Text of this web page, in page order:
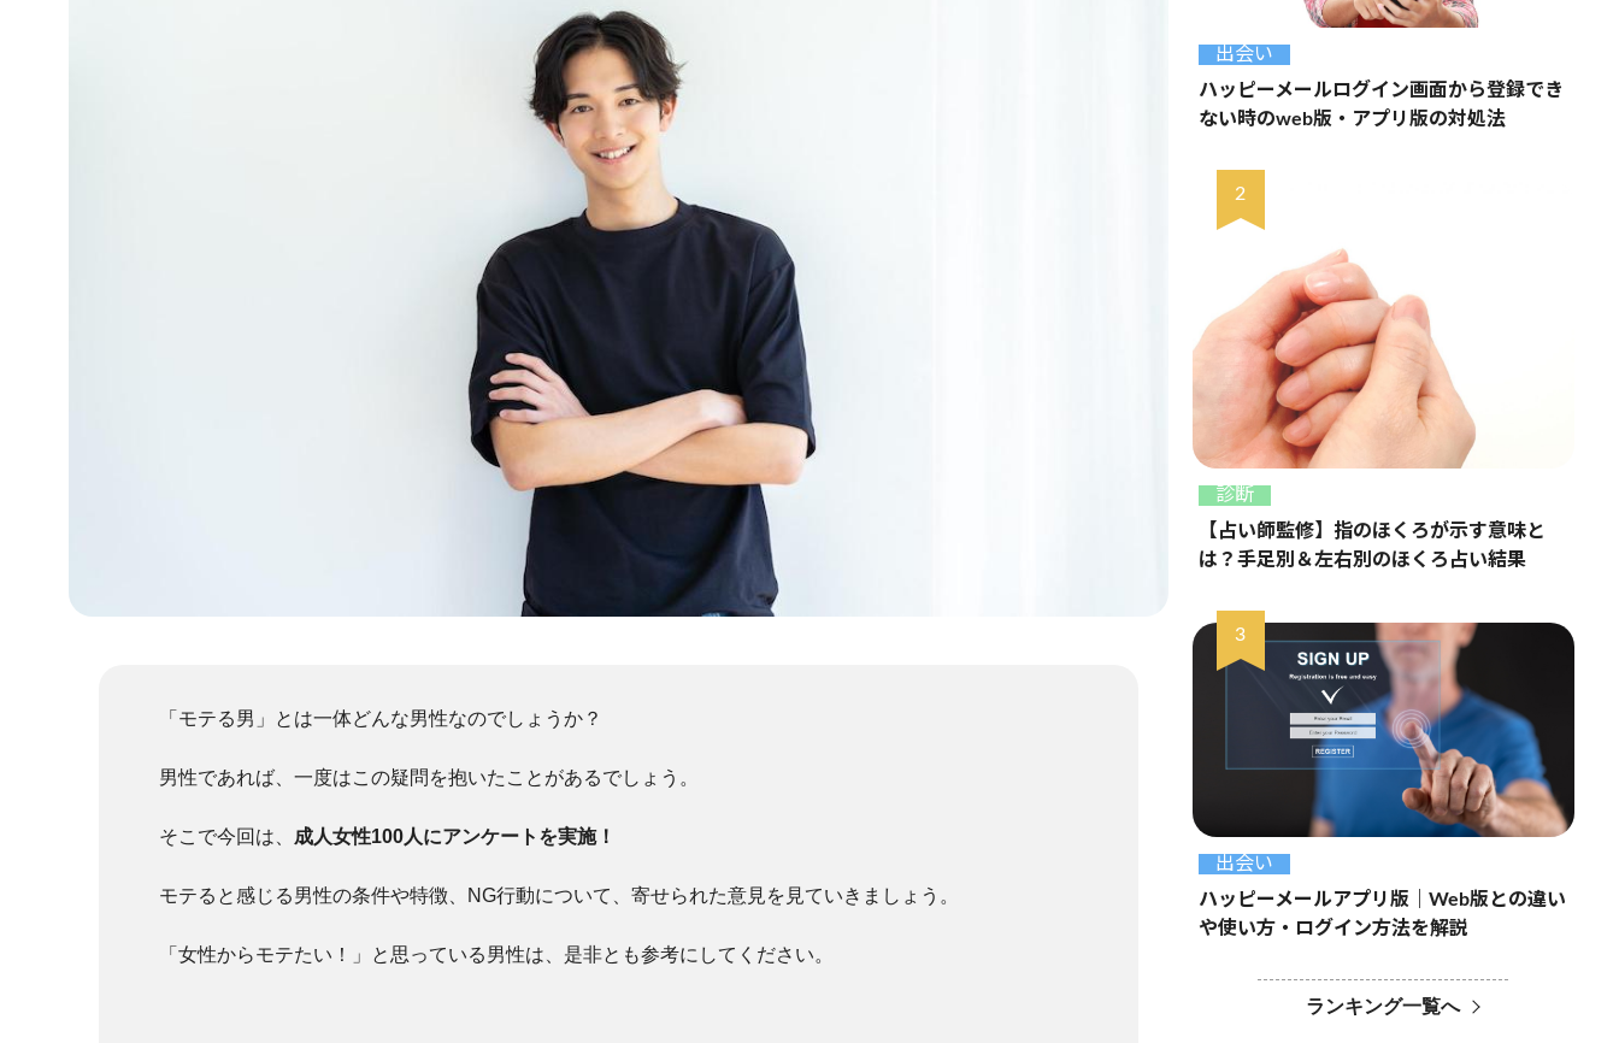
「モテる男」とは一体どんな男性なのでしょうか？
男性であれば、一度はこの疑問を抱いたことがあるでしょう。
そこで今回は、 成人女性100人にアンケートを実施！
モテると感じる男性の条件や特徴、NG行動について、寄せられた意見を見ていきましょう。
「女性からモテたい！」と思っている男性は、是非とも参考にしてください。
出会い
ハッピーメールログイン画面から登録でき
ない時のweb版・アプリ版の対処法
診断
【占い師監修】指のほくろが示す意味と
は？手足別＆左右別のほくろ占い結果
出会い
ハッピーメールアプリ版｜Web版との違い
や使い方・ログイン方法を解説
ランキング一覧へ